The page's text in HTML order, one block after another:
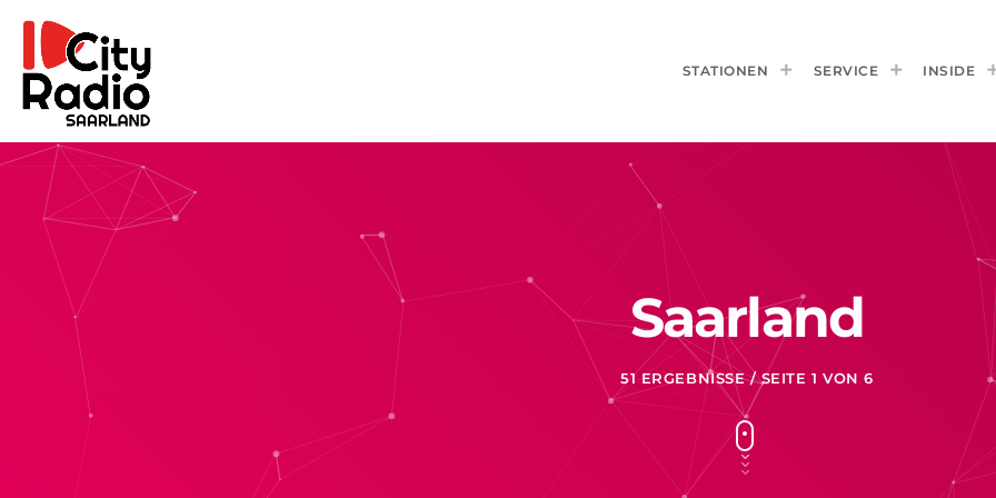
STATIONEN SERVICE INSIDE
Saarland
51 ERGEBNISSE / SEITE 1 VON 6